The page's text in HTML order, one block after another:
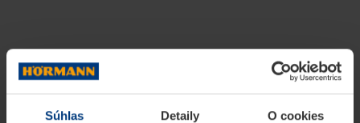
Súhlas Detaily O cookies